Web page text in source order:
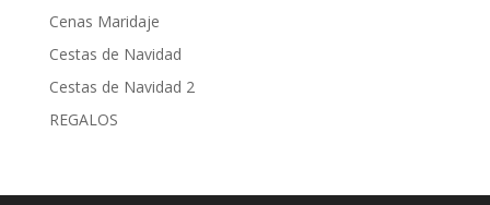
Cenas Maridaje
Cestas de Navidad
Cestas de Navidad 2
REGALOS